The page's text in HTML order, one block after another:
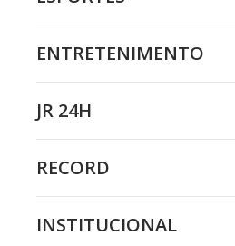
ENTRETENIMENTO
JR 24H
RECORD
INSTITUCIONAL